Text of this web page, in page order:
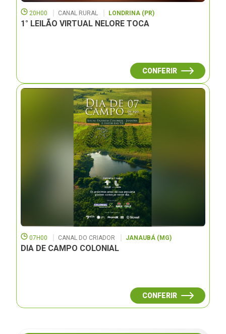
20H00 CANAL RURAL LONDRINA (PR)
1° LEILÃO VIRTUAL NELORE TOCA
CONFERIR
07H00 CANAL DO CRIADOR JANAUBÁ (MG)
DIA DE CAMPO COLONIAL
CONFERIR